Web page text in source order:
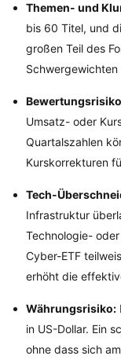
Themen- und
bis 60 Titel, und
großen Teil des
Umsatz- oder
Quartalszahlen
Kurskorrekturen
Tech-
Infrastruktur
Technologie-
Cyber-ETF
erhöht die
Währungsrisiko:
in US-Dollar. Ein
ohne dass sich